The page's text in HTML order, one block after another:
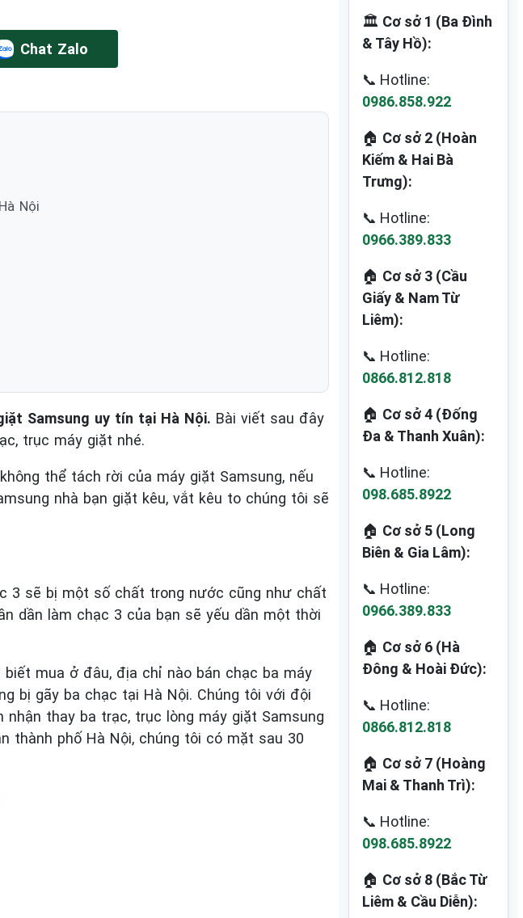
Chat Zalo
Nội
Samsung uy tín tại Hà Nội. Bài viết sau đây
trục máy giặt nhé.
thể tách rời của máy giặt Samsung, nếu
nhà bạn giặt kêu, vắt kêu to chúng tôi sẽ
3 sẽ bị một số chất trong nước cũng như chất
dần làm chạc 3 của bạn sẽ yếu dần một thời
mua ở đâu, địa chỉ nào bán chạc ba máy
bị gãy ba chạc tại Hà Nội. Chúng tôi với đội
thay ba trạc, trục lòng máy giặt Samsung
thành phố Hà Nội, chúng tôi có mặt sau 30
🏛️ Cơ sở 1 (Ba Đình
& Tây Hồ):
📞 Hotline:
0986.858.922
🏠 Cơ sở 2 (Hoàn
Kiếm & Hai Bà
Trưng):
📞 Hotline:
0966.389.833
🏠 Cơ sở 3 (Cầu
Giấy & Nam Từ
Liêm):
📞 Hotline:
0866.812.818
🏠 Cơ sở 4 (Đống
Đa & Thanh Xuân):
📞 Hotline:
098.685.8922
🏠 Cơ sở 5 (Long
Biên & Gia Lâm):
📞 Hotline:
0966.389.833
🏠 Cơ sở 6 (Hà
Đông & Hoài Đức):
📞 Hotline:
0866.812.818
🏠 Cơ sở 7 (Hoàng
Mai & Thanh Trì):
📞 Hotline:
098.685.8922
🏠 Cơ sở 8 (Bắc Từ
Liêm & Cầu Diễn):